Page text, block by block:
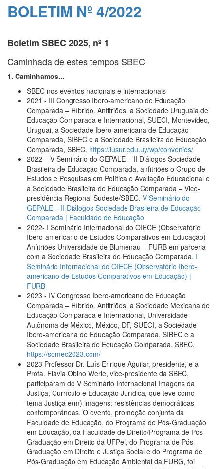
BOLETIM Nº 4/2022
Boletim SBEC 2025, nº 1
Caminhada de estes tempos SBEC
1. Caminhamos...
SBEC nos eventos nacionais e internacionais
2021 - III Congresso Ibero-americano de Educação
Comparada – Híbrido. Anfitriões, a Sociedade Uruguaia de
Educação Comparada e Internacional, SUECI, Montevideo,
Uruguai, a Sociedade Ibero-americana de Educação
Comparada, SIBEC e a Sociedade Brasileira de Educação
Comparada, SBEC. https://iusur.edu.uy/wp/convenios/
2022 – V Seminário do GEPALE – II Diálogos Sociedade
Brasileira de Educação Comparada, anfitriões o Grupo de
Estudos e Pesquisas em Política e Avaliação Educacional e
a Sociedade Brasileira de Educação Comparada – Vice-
presidência Regional Sudeste/SBEC. V Seminário do
GEPALE – II Diálogos Sociedade Brasileira de Educação
Comparada | Faculdade de Educação
2022- I Seminário Internacional do OIECE (Observatório
Ibero-americano de Estudos Comparativos em Educação)
Anfitriões Universidade de Blumenau – FURB em parceria
com a Sociedade Brasileira de Educação Comparada. I
Seminário Internacional do OIECE (Observatório Ibero-
americano de Estudos Comparativos em Educação) |
FURB
2023 - IV Congresso Ibero-americano de Educação
Comparada – Híbrido. Anfitriões, a Sociedade Mexicana de
Educação Comparada e Internacional, Universidade
Autônoma de México, México, DF, SUECI, a Sociedade
Ibero-americana de Educação Comparada, SIBEC e a
Sociedade Brasileira de Educação Comparada, SBEC.
https://somec2023.com/
2023 Professor Dr. Luís Enrique Aguilar, presidente, e a
Profa. Flávia Obino Werle, vice-presidente da SBEC,
participaram do V Seminário Internacional Imagens da
Justiça, Currículo e Educação Jurídica, que teve como
tema Justiça e(m) imagens: resistências democráticas
contemporâneas. O evento, promoção conjunta da
Faculdade de Educação, do Programa de Pós-Graduação
em Educação, da Faculdade de Direito/Programa de Pós-
Graduação em Direito da UFPel, do Programa de Pós-
Graduação em Direito e Justiça Social e do Programa de
Pós-Graduação em Educação Ambiental da FURG, foi